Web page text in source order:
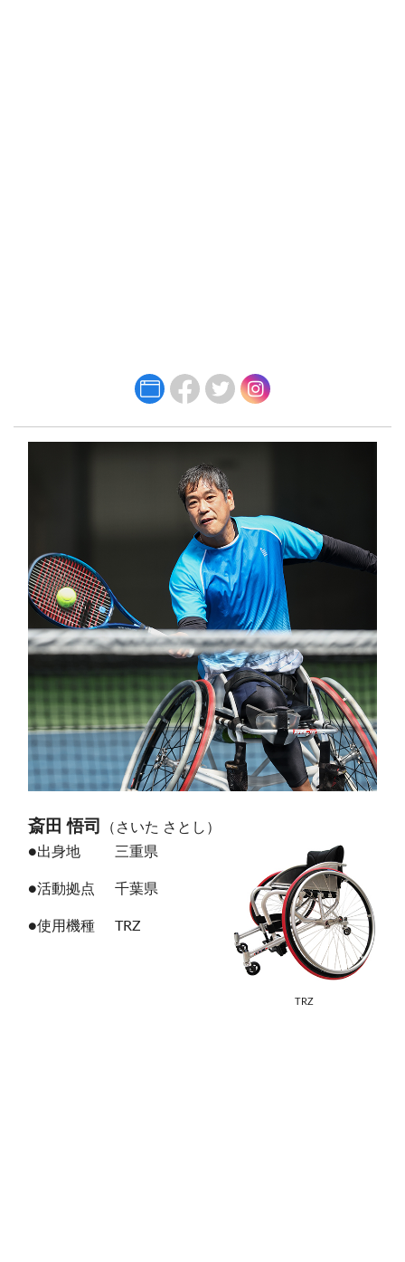
斎田 悟司
（さいた さとし）
●出身地
三重県
●活動拠点 千葉県
●使用機種 TRZ
TRZ